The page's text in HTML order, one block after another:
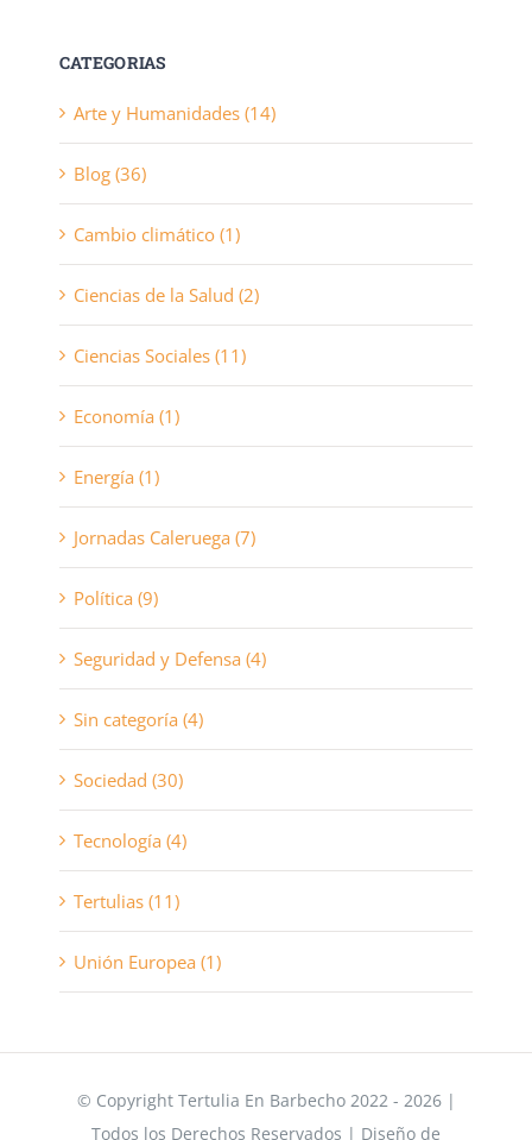
CATEGORIAS
Arte y Humanidades (14)
Blog (36)
Cambio climático (1)
Ciencias de la Salud (2)
Ciencias Sociales (11)
Economía (1)
Energía (1)
Jornadas Caleruega (7)
Política (9)
Seguridad y Defensa (4)
Sin categoría (4)
Sociedad (30)
Tecnología (4)
Tertulias (11)
Unión Europea (1)
© Copyright Tertulia En Barbecho 2022 - 2026 |
Todos los Derechos Reservados | Diseño de